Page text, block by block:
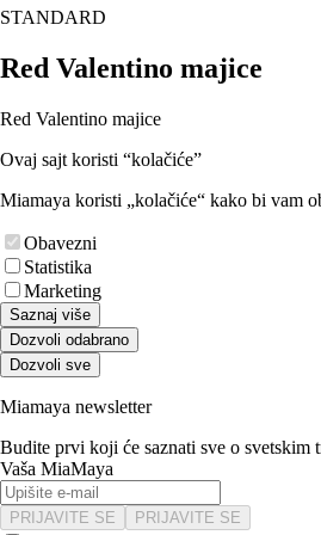
STANDARD
Red Valentino majice
Red Valentino majice
Ovaj sajt koristi “kolačiće”
Miamaya koristi „kolačiće“ kako bi vam
Obavezni
Statistika
Marketing
Saznaj više
Dozvoli odabrano
Dozvoli sve
Miamaya newsletter
Budite prvi koji će saznati sve o svetskim
Vaša MiaMaya
PRIJAVITE SE PRIJAVITE SE